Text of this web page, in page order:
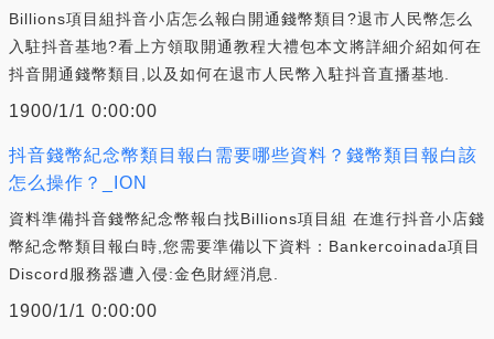
Billions項目組抖音小店怎么報白開通錢幣類目?退市人民幣怎么
入駐抖音基地?看上方領取開通教程大禮包本文將詳細介紹如何在
抖音開通錢幣類目,以及如何在退市人民幣入駐抖音直播基地.
1900/1/1 0:00:00
抖音錢幣紀念幣類目報白需要哪些資料？錢幣類目報白該
怎么操作？_ION
資料準備抖音錢幣紀念幣報白找Billions項目組 在進行抖音小店錢
幣紀念幣類目報白時,您需要準備以下資料：Bankercoinada項目
Discord服務器遭入侵:金色財經消息.
1900/1/1 0:00:00